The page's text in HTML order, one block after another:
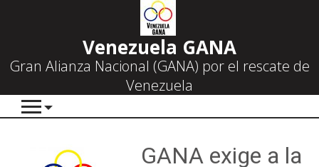
Venezuela GANA
Gran Alianza Nacional (GANA) por el rescate de
Venezuela
GANA exige a la